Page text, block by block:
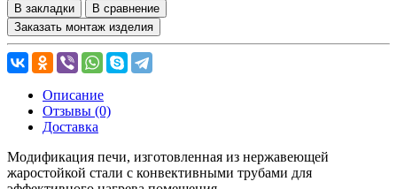
В закладки
В сравнение
Заказать монтаж изделия
Описание
Отзывы (0)
Доставка
Модификация печи, изготовленная из нержавеющей
жаростойкой стали с конвективными трубами для